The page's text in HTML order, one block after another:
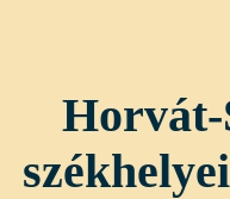
Horvát-